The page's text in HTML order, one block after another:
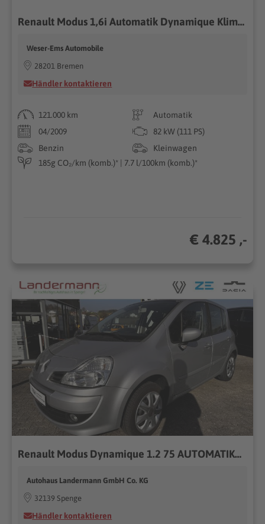
Renault Modus 1,6i Automatik Dynamique Klima eFh ZV
Weser-Ems Automobile
28201 Bremen
Händler kontaktieren
121.000 km
Automatik
04/2009
82 kW (111 PS)
Benzin
Kleinwagen
185g CO₂/km (komb.)* | 7.7 l/100km (komb.)*
€ 4.825 ,-
Renault Modus Dynamique 1.2 75 AUTOMATIK+KLIMA+PDC
Autohaus Landermann GmbH Co. KG
32139 Spenge
Händler kontaktieren